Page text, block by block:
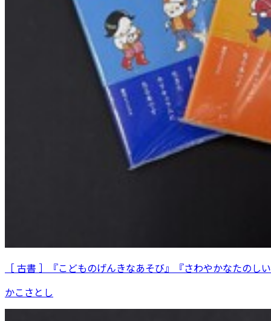
［ 古書 ］『こどものげんきなあそび』『さわやかなたの
かこさとし